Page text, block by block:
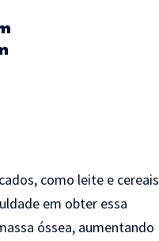
como leite e cereais
em obter essa
óssea, aumentando